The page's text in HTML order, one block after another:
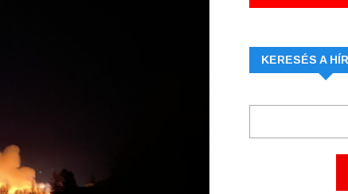
KERESÉS A